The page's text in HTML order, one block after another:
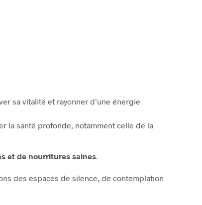
sa vitalité et rayonner d’une énergie
la santé profonde, notamment celle de la
et de nourritures saines
des espaces de silence, de contemplation